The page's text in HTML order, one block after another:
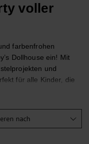
voller
farbenfrohen
Dollhouse ein! Mit
und
für alle Kinder, die
Spaß lieben.
Abenteuer mit
von Gabby und ihren
nach